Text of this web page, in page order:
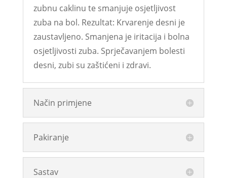
zubnu caklinu te smanjuje osjetljivost
zuba na bol. Rezultat: Krvarenje desni je
zaustavljeno. Smanjena je iritacija i bolna
osjetljivosti zuba. Sprječavanjem bolesti
desni, zubi su zaštićeni i zdravi.
Način primjene
Pakiranje
Sastav